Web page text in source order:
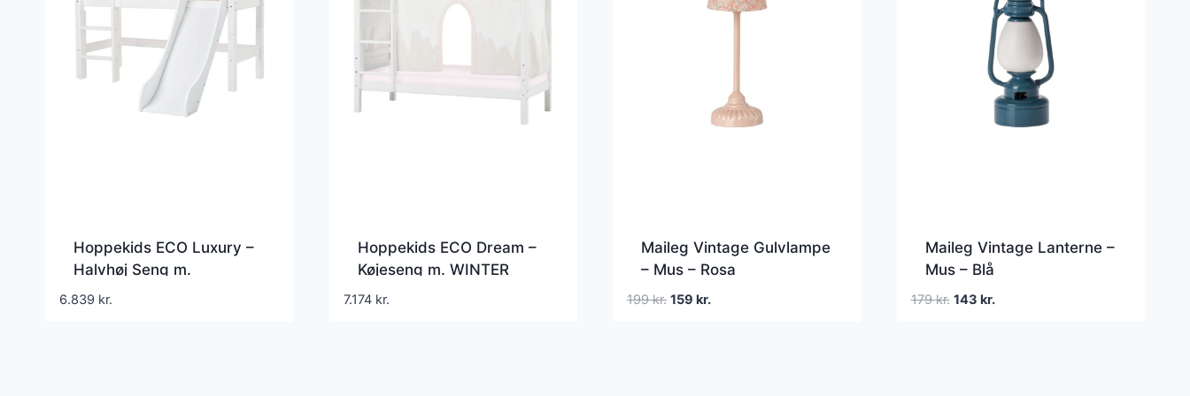
Hoppekids ECO Luxury –
Halvhøj Seng m.
Rutsjebane – Lige Stige –
6.839 kr.
Hoppekids ECO Dream –
Køjeseng m. WINTER
WONDERLAND Forhæng –
7.174 kr.
Maileg Vintage Gulvlampe
– Mus – Rosa
199kr. Den
159 kr.Den
Maileg Vintage Lanterne –
Mus – Blå
179kr. Den
143 kr.Den